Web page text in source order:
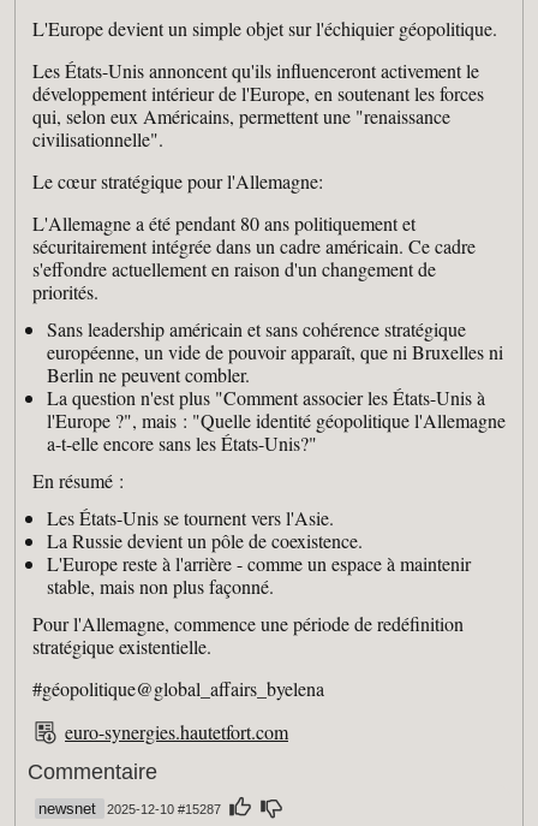
L'Europe devient un simple objet sur l'échiquier géopolitique.
Les États-Unis annoncent qu'ils influenceront activement le
développement intérieur de l'Europe, en soutenant les forces
qui, selon eux Américains, permettent une "renaissance
civilisationnelle".
Le cœur stratégique pour l'Allemagne:
L'Allemagne a été pendant 80 ans politiquement et
sécuritairement intégrée dans un cadre américain. Ce cadre
s'effondre actuellement en raison d'un changement de
priorités.
Sans leadership américain et sans cohérence stratégique
européenne, un vide de pouvoir apparaît, que ni Bruxelles ni
Berlin ne peuvent combler.
La question n'est plus "Comment associer les États-Unis à
l'Europe ?", mais : "Quelle identité géopolitique l'Allemagne
a-t-elle encore sans les États-Unis?"
En résumé :
Les États-Unis se tournent vers l'Asie.
La Russie devient un pôle de coexistence.
L'Europe reste à l'arrière - comme un espace à maintenir
stable, mais non plus façonné.
Pour l'Allemagne, commence une période de redéfinition
stratégique existentielle.
#géopolitique@global_affairs_byelena
euro-synergies.hautetfort.com
Commentaire
newsnet 2025-12-10 #15287